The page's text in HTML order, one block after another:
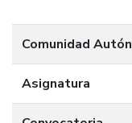
Comunidad
Asignatura